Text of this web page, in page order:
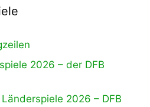
2026 – der DFB
2026 – DFB